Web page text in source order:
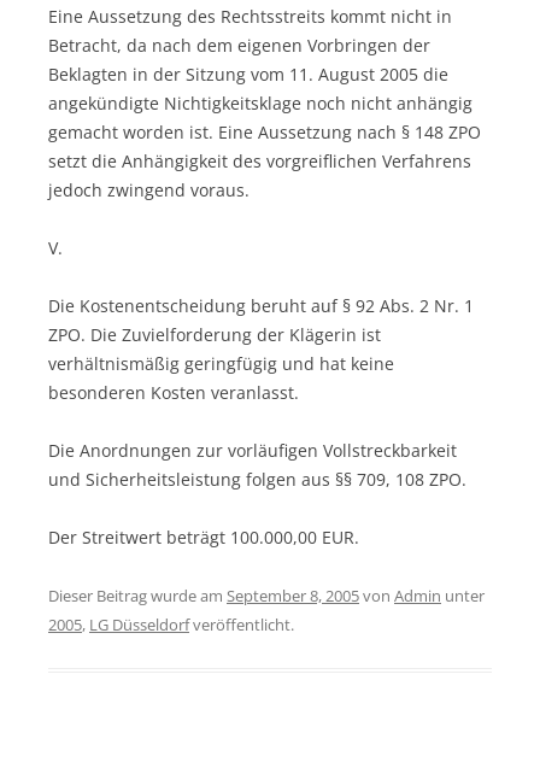
Eine Aussetzung des Rechtsstreits kommt nicht in
Betracht, da nach dem eigenen Vorbringen der
Beklagten in der Sitzung vom 11. August 2005 die
angekündigte Nichtigkeitsklage noch nicht anhängig
gemacht worden ist. Eine Aussetzung nach § 148 ZPO
setzt die Anhängigkeit des vorgreiflichen Verfahrens
jedoch zwingend voraus.
V.
Die Kostenentscheidung beruht auf § 92 Abs. 2 Nr. 1
ZPO. Die Zuvielforderung der Klägerin ist
verhältnismäßig geringfügig und hat keine
besonderen Kosten veranlasst.
Die Anordnungen zur vorläufigen Vollstreckbarkeit
und Sicherheitsleistung folgen aus §§ 709, 108 ZPO.
Der Streitwert beträgt 100.000,00 EUR.
Dieser Beitrag wurde am September 8, 2005von Admin unter
2005, LG Düsseldorfveröffentlicht.